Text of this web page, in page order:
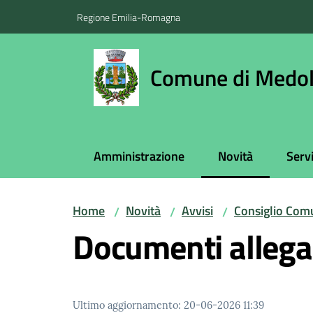
Regione Emilia-Romagna
Comune di
Amministrazione Novità
Menu selezionato
Home / Novità / Avvisi / Consiglio
Documenti
Ultimo aggiornamento: 20-06-2026 11:39